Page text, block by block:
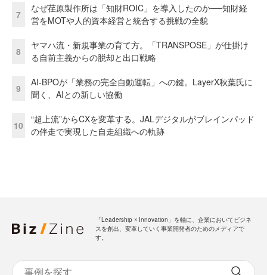
7
なぜ荏原製作所は「知財ROIC」を導入したのか──知財経
営をMOTや人的資本経営と統合する挑戦の全貌
8
ヤマハ流・新規事業の育て方。「TRANSPOSE」が仕掛け
る自前主義からの脱却と出口戦略
9
AI-BPOが「業務の完全自動運転」への鍵。LayerX秋葉氏に
聞く、AIとの新しい協働
10
“超上流”からCXを変革する。JALデジタルがブレインパッド
の伴走で実現した自走組織への軌跡
「Leadership ☓ Innovation」を軸に、企業においてビジネ
スを創出、変革していく事業開発者のためのメディアで
す。